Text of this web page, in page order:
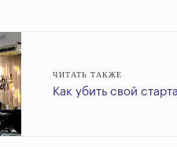
ЧИТАТЬ ТАКЖЕ
Как убить свой